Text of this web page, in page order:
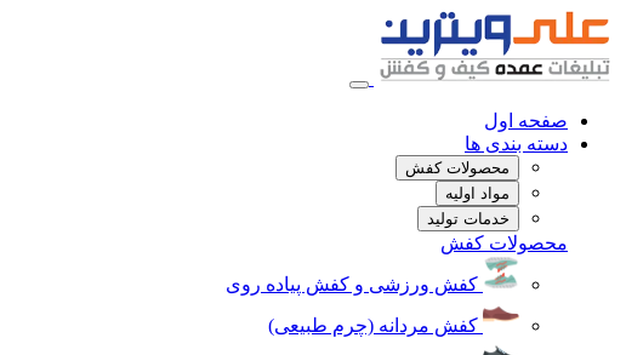
صفحه اول
دسته بندی ها
محصولات کفش
مواد اولیه
خدمات تولید
محصولات کفش
کفش ورزشی و کفش پیاده روی
کفش مردانه (چرم طبیعی)